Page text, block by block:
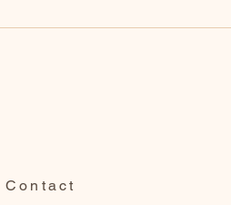
Contact